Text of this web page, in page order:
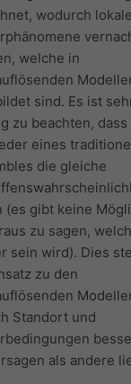
wodurch
welche in
sind. Es ist
zu beachten, dass
eines
die gleiche
(es gibt keine
zu sagen,
sein wird). Dies
zu den
Standort und
als andere